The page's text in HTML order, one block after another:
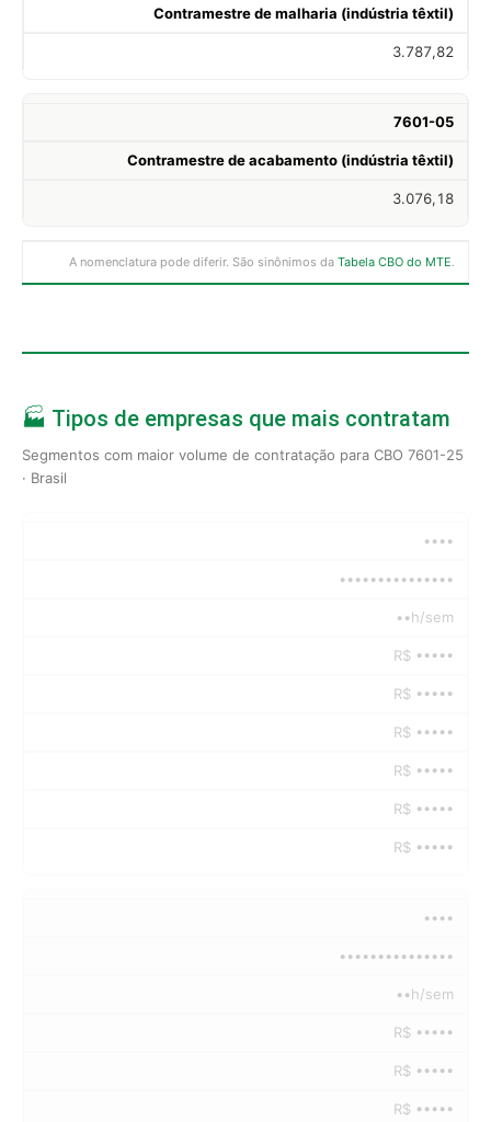
Contramestre de malharia (indústria têxtil)
3.787,82
7601-05
Contramestre de acabamento (indústria têxtil)
3.076,18
A nomenclatura pode diferir. São sinônimos da Tabela CBO do MTE.
🏭 Tipos de empresas que mais contratam
Segmentos com maior volume de contratação para CBO 7601-25
· Brasil
••••
•••••••••••••••
••h/sem
R$ •••••
R$ •••••
R$ •••••
R$ •••••
R$ •••••
R$ •••••
••••
•••••••••••••••
••h/sem
R$ •••••
R$ •••••
R$ •••••